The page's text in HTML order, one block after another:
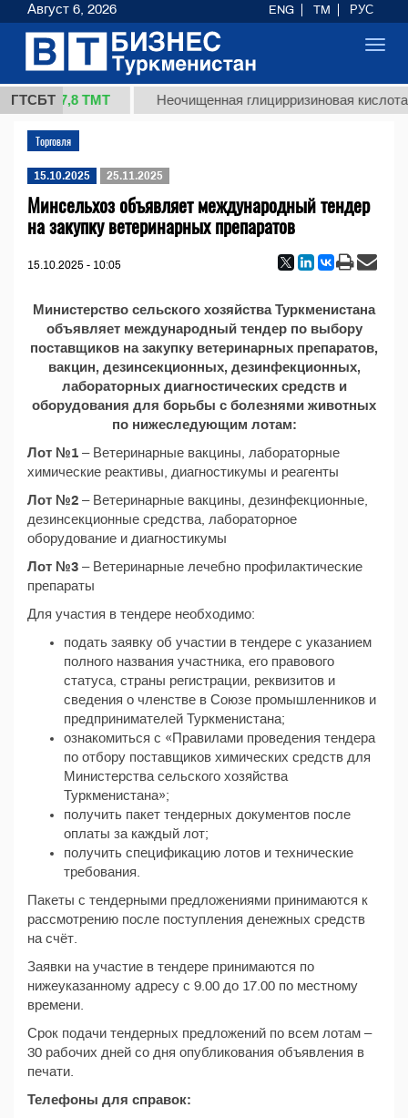
ГТСБТ
(кг.) 37,8 ТМТ Неочищенная глицирризиновая кислота
Торговля
15.10.2025 25.11.2025
Минсельхоз объявляет международный тендер
на закупку ветеринарных препаратов
15.10.2025 - 10:05
Министерство сельского хозяйства Туркменистана
объявляет международный тендер по выбору
поставщиков на закупку ветеринарных препаратов,
вакцин, дезинсекционных, дезинфекционных,
лабораторных диагностических средств и
оборудования для борьбы с болезнями животных
по нижеследующим лотам:
Лот №1 – Ветеринарные вакцины, лабораторные
химические реактивы, диагностикумы и реагенты
Лот №2 – Ветеринарные вакцины, дезинфекционные,
дезинсекционные средства, лабораторное
оборудование и диагностикумы
Лот №3 – Ветеринарные лечебно профилактические
препараты
Для участия в тендере необходимо:
подать заявку об участии в тендере с указанием
полного названия участника, его правового
статуса, страны регистрации, реквизитов и
сведения о членстве в Союзе промышленников и
предпринимателей Туркменистана;
ознакомиться с «Правилами проведения тендера
по отбору поставщиков химических средств для
Министерства сельского хозяйства
Туркменистана»;
получить пакет тендерных документов после
оплаты за каждый лот;
получить спецификацию лотов и технические
требования.
Пакеты с тендерными предложениями принимаются к
рассмотрению после поступления денежных средств
на счёт.
Заявки на участие в тендере принимаются по
нижеуказанному адресу с 9.00 до 17.00 по местному
времени.
Срок подачи тендерных предложений по всем лотам –
30 рабочих дней со дня опубликования объявления в
печати.
Телефоны для справок:
Август 6, 2026 ENG TM РУС